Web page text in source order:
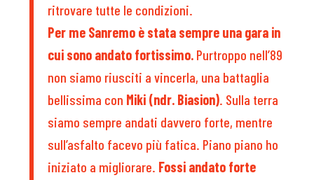
ritrovare tutte le condizioni.
Per me Sanremo è stata sempre una gara in
cui sono andato fortissimo. Purtroppo nell’89
non siamo riusciti a vincerla, una battaglia
bellissima con Miki (ndr. Biasion). Sulla terra
siamo sempre andati davvero forte, mentre
sull’asfalto facevo più fatica. Piano piano ho
iniziato a migliorare. Fossi andato forte